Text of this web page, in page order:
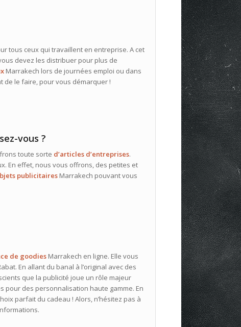
tous ceux qui travaillent en entreprise. A cet
devez les distribuer pour plus de
Marrakech lors de journées emploi ou dans
de le faire, pour vous démarquer !
vous ?
toute sorte d’articles d’entreprises.
En effet, nous vous offrons, des petites et
publicitaires Marrakech pouvant vous
de goodies Marrakech en ligne. Elle vous
En allant du banal à l’original avec des
que la publicité joue un rôle majeur
pour des personnalisation haute gamme. En
parfait du cadeau ! Alors, n’hésitez pas à